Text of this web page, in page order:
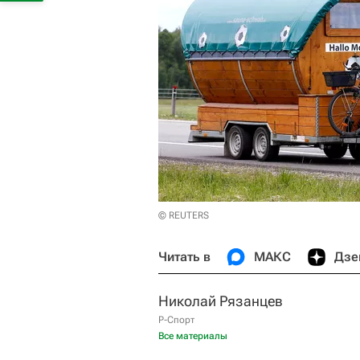
© REUTERS
Читать в МАКС
Николай Рязанцев
Р-Спорт
Все материалы